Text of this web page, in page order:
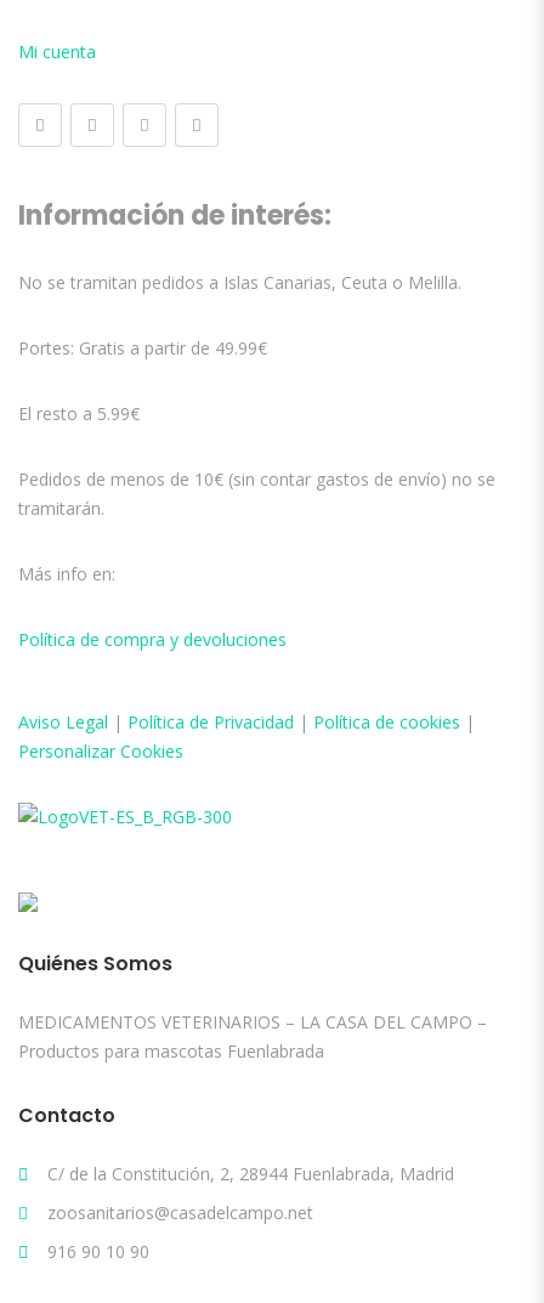
Mi cuenta
Información de interés:
No se tramitan pedidos a Islas Canarias, Ceuta o Melilla.
Portes: Gratis a partir de 49.99€
El resto a 5.99€
Pedidos de menos de 10€ (sin contar gastos de envío) no se
tramitarán.
Más info en:
Política de compra y devoluciones
Aviso Legal | Política de Privacidad | Política de cookies |
Personalizar Cookies
Quiénes Somos
MEDICAMENTOS VETERINARIOS – LA CASA DEL CAMPO –
Productos para mascotas Fuenlabrada
Contacto
C/ de la Constitución, 2, 28944 Fuenlabrada, Madrid
zoosanitarios@casadelcampo.net
916 90 10 90